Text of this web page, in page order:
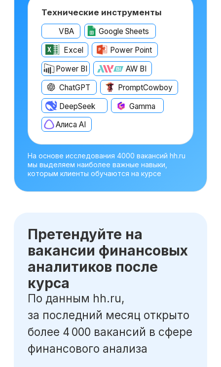
от 200 000 ₽
Санкт-Петербург
Финансовый аналитик
на аутсорсинге*
от 150 000 ₽
Екатеринбург
Оставьте заявку
на консультацию
Получите бесплатный урок по